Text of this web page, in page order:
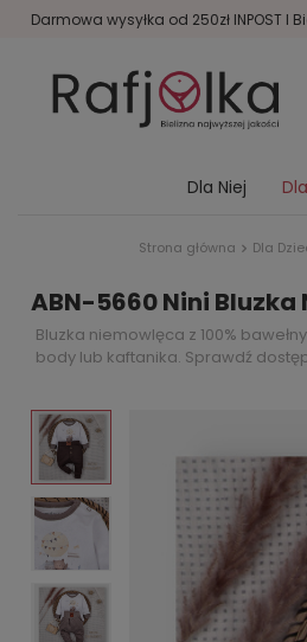
Darmowa wysyłka od 250zł INPOST
Dla Niej
Strona główna Dla
ABN-5660 Nini Bluzka
Bluzka niemowlęca z 100%
body lub kaftanika. Sprawdź